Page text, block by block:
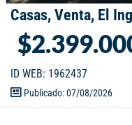
Casas, Venta, El
ID WEB: 1962437
Publicado: 07/08/2026